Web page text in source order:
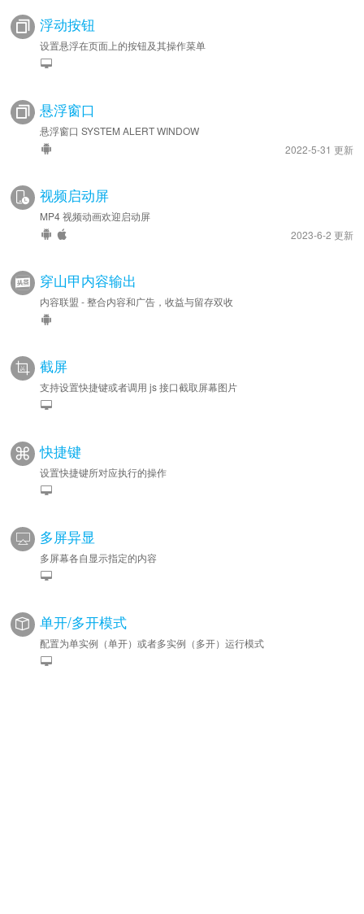
浮动按钮
设置悬浮在页面上的按钮及其操作菜单
悬浮窗口
悬浮窗口 SYSTEM ALERT WINDOW
2022-5-31 更新
视频启动屏
MP4 视频动画欢迎启动屏
2023-6-2 更新
穿山甲内容输出
内容联盟 - 整合内容和广告，收益与留存双收
截屏
支持设置快捷键或者调用 js 接口截取屏幕图片
快捷键
设置快捷键所对应执行的操作
多屏异显
多屏幕各自显示指定的内容
单开/多开模式
配置为单实例（单开）或者多实例（多开）运行模式